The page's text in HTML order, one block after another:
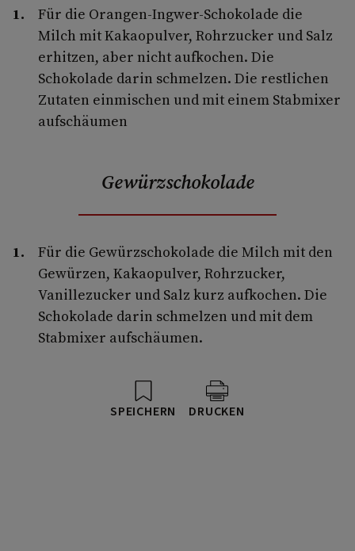
Für die Orangen-Ingwer-Schokolade die
Milch mit Kakaopulver, Rohrzucker und Salz
erhitzen, aber nicht aufkochen. Die
Schokolade darin schmelzen. Die restlichen
Zutaten einmischen und mit einem Stabmixer
aufschäumen
Gewürzschokolade
Für die Gewürzschokolade die Milch mit den
Gewürzen, Kakaopulver, Rohrzucker,
Vanillezucker und Salz kurz aufkochen. Die
Schokolade darin schmelzen und mit dem
Stabmixer aufschäumen.
SPEICHERN DRUCKEN